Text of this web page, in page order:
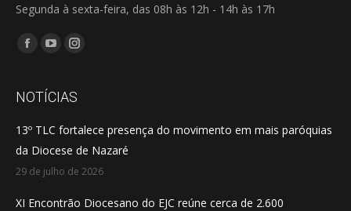
Segunda à sexta-feira, das 08h às 12h - 14h às 17h
Encontre-nos em:
Facebook
opens
new
window
YouTube
opens
new
window
Instagram
opens
new
window
NOTÍCIAS
13º TLC fortalece presença do movimento em mais paróquias
da Diocese de Nazaré
29 de julho de 2026
XI Encontrão Diocesano do EJC reúne cerca de 2.600